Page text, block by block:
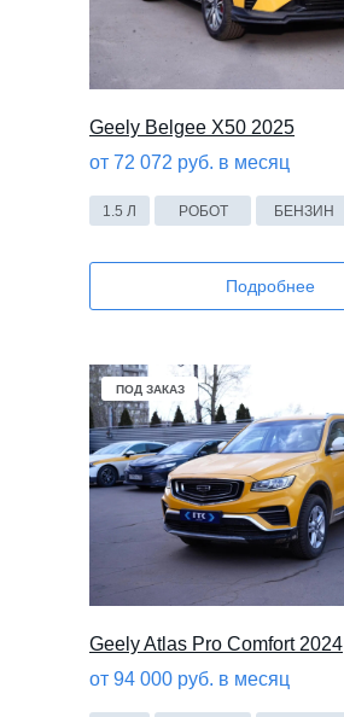
Geely Belgee X50 2025
от 72 072 руб. в месяц
Подробнее
1.5 Л РОБОТ БЕНЗИН
Geely Atlas Pro Comfort 2024
от 94 000 руб. в месяц
ПОД ЗАКАЗ